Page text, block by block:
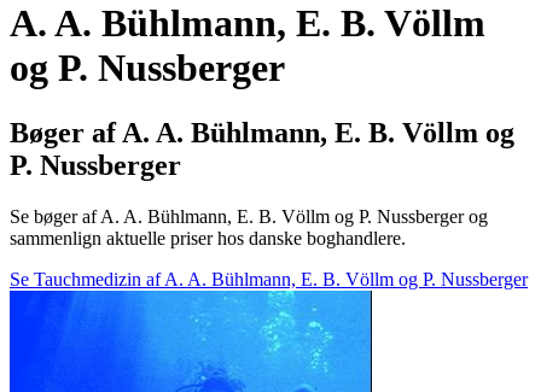
A. A. Bühlmann, E. B. Völlm
og P. Nussberger
Bøger af A. A. Bühlmann, E. B. Völlm og
P. Nussberger
Se bøger af A. A. Bühlmann, E. B. Völlm og P. Nussberger og
sammenlign aktuelle priser hos danske boghandlere.
Se Tauchmedizin af A. A. Bühlmann, E. B. Völlm og P. Nussberger